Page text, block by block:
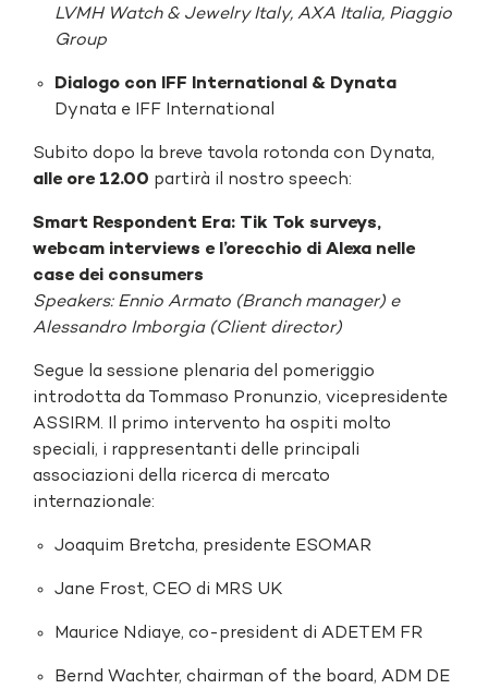
LVMH Watch & Jewelry Italy, AXA Italia, Piaggio
Group
Dialogo con IFF International & Dynata
Dynata e IFF International
Subito dopo la breve tavola rotonda con Dynata,
alle ore 12.00 partirà il nostro speech:
Smart Respondent Era: Tik Tok surveys,
webcam interviews e l’orecchio di Alexa nelle
case dei consumers
Speakers: Ennio Armato (Branch manager) e
Alessandro Imborgia (Client director)
Segue la sessione plenaria del pomeriggio
introdotta da Tommaso Pronunzio, vicepresidente
ASSIRM. Il primo intervento ha ospiti molto
speciali, i rappresentanti delle principali
associazioni della ricerca di mercato
internazionale:
Joaquim Bretcha, presidente ESOMAR
Jane Frost, CEO di MRS UK
Maurice Ndiaye, co-president di ADETEM FR
Bernd Wachter, chairman of the board, ADM DE